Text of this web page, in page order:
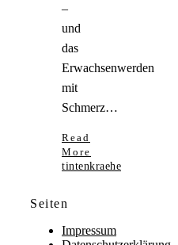
–
und
das
Erwachsenwerden
mit
Schmerz…
Read
More
tintenkraehe
Seiten
Impressum